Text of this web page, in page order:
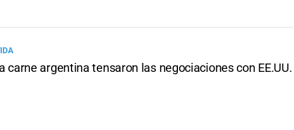
carne argentina tensaron las negociaciones con EE.UU.